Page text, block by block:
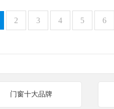
2 3 4 5 6
门窗十大品牌